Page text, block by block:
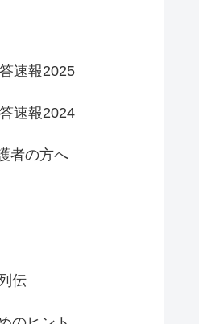
速報2025
速報2024
者の方へ
伝